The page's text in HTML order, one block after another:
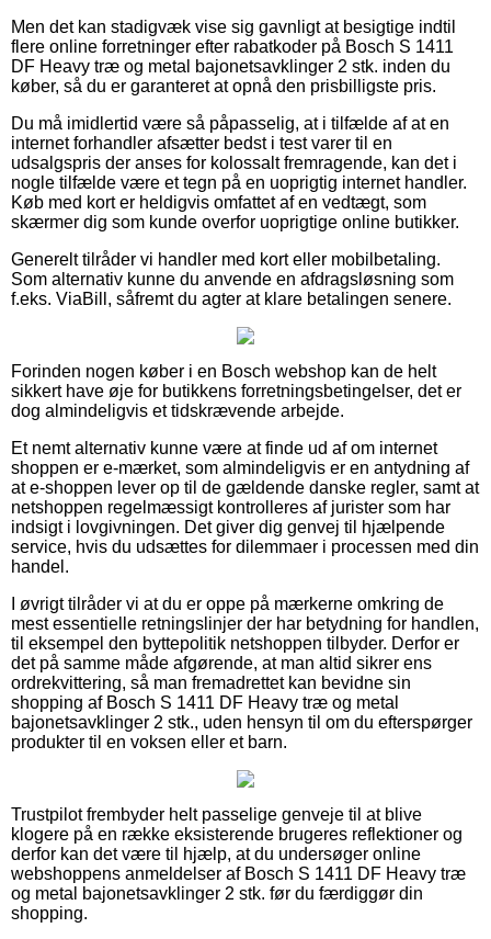
Men det kan stadigvæk vise sig gavnligt at besigtige indtil
flere online forretninger efter rabatkoder på Bosch S 1411
DF Heavy træ og metal bajonetsavklinger 2 stk. inden du
køber, så du er garanteret at opnå den prisbilligste pris.
Du må imidlertid være så påpasselig, at i tilfælde af at en
internet forhandler afsætter bedst i test varer til en
udsalgspris der anses for kolossalt fremragende, kan det i
nogle tilfælde være et tegn på en uoprigtig internet handler.
Køb med kort er heldigvis omfattet af en vedtægt, som
skærmer dig som kunde overfor uoprigtige online butikker.
Generelt tilråder vi handler med kort eller mobilbetaling.
Som alternativ kunne du anvende en afdragsløsning som
f.eks. ViaBill, såfremt du agter at klare betalingen senere.
Forinden nogen køber i en Bosch webshop kan de helt
sikkert have øje for butikkens forretningsbetingelser, det er
dog almindeligvis et tidskrævende arbejde.
Et nemt alternativ kunne være at finde ud af om internet
shoppen er e-mærket, som almindeligvis er en antydning af
at e-shoppen lever op til de gældende danske regler, samt at
netshoppen regelmæssigt kontrolleres af jurister som har
indsigt i lovgivningen. Det giver dig genvej til hjælpende
service, hvis du udsættes for dilemmaer i processen med din
handel.
I øvrigt tilråder vi at du er oppe på mærkerne omkring de
mest essentielle retningslinjer der har betydning for handlen,
til eksempel den byttepolitik netshoppen tilbyder. Derfor er
det på samme måde afgørende, at man altid sikrer ens
ordrekvittering, så man fremadrettet kan bevidne sin
shopping af Bosch S 1411 DF Heavy træ og metal
bajonetsavklinger 2 stk., uden hensyn til om du efterspørger
produkter til en voksen eller et barn.
Trustpilot frembyder helt passelige genveje til at blive
klogere på en række eksisterende brugeres reflektioner og
derfor kan det være til hjælp, at du undersøger online
webshoppens anmeldelser af Bosch S 1411 DF Heavy træ
og metal bajonetsavklinger 2 stk. før du færdiggør din
shopping.